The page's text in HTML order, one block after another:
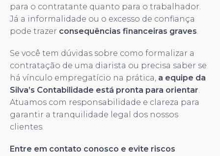
para o contratante quanto para o trabalhador.
Já a informalidade ou o excesso de confiança
pode trazer consequências financeiras graves.
Se você tem dúvidas sobre como formalizar a
contratação de uma diarista ou precisa saber se
há vínculo empregatício na prática, a equipe da
Silva’s Contabilidade está pronta para orientar.
Atuamos com responsabilidade e clareza para
garantir a tranquilidade legal dos nossos
clientes.
Entre em contato conosco e evite riscos